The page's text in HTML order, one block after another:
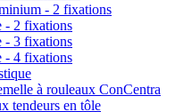
- 2 fixations
- 2 fixations
- 3 fixations
- 4 fixations
à rouleaux ConCentra
tendeurs en tôle